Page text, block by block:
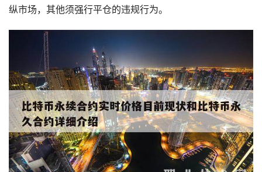
纵市场，其他须强行平仓的违规行为。